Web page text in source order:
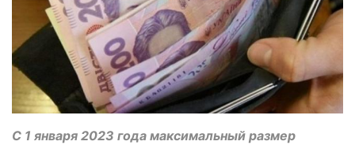
С 1 января 2023 года максимальный размер